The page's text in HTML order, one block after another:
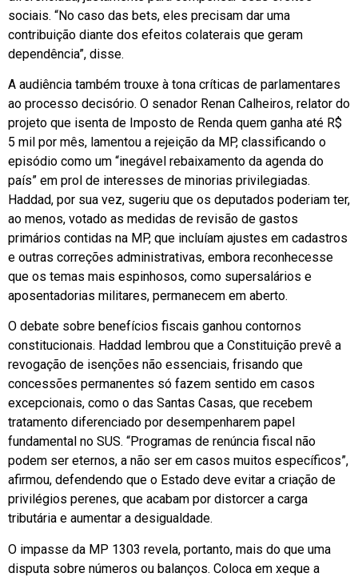
sociais. “No caso das bets, eles precisam dar uma
contribuição diante dos efeitos colaterais que geram
dependência”, disse.
A audiência também trouxe à tona críticas de parlamentares
ao processo decisório. O senador Renan Calheiros, relator do
projeto que isenta de Imposto de Renda quem ganha até R$
5 mil por mês, lamentou a rejeição da MP, classificando o
episódio como um “inegável rebaixamento da agenda do
país” em prol de interesses de minorias privilegiadas.
Haddad, por sua vez, sugeriu que os deputados poderiam ter,
ao menos, votado as medidas de revisão de gastos
primários contidas na MP, que incluíam ajustes em cadastros
e outras correções administrativas, embora reconhecesse
que os temas mais espinhosos, como supersalários e
aposentadorias militares, permanecem em aberto.
O debate sobre benefícios fiscais ganhou contornos
constitucionais. Haddad lembrou que a Constituição prevê a
revogação de isenções não essenciais, frisando que
concessões permanentes só fazem sentido em casos
excepcionais, como o das Santas Casas, que recebem
tratamento diferenciado por desempenharem papel
fundamental no SUS. “Programas de renúncia fiscal não
podem ser eternos, a não ser em casos muitos específicos”,
afirmou, defendendo que o Estado deve evitar a criação de
privilégios perenes, que acabam por distorcer a carga
tributária e aumentar a desigualdade.
O impasse da MP 1303 revela, portanto, mais do que uma
disputa sobre números ou balanços. Coloca em xeque a